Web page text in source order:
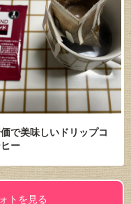
で美味しいドリップコ
ー
トを見る